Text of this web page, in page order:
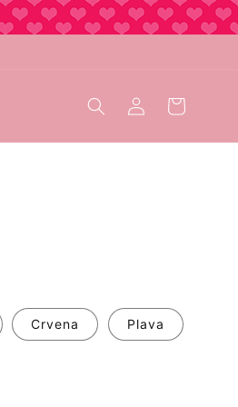
Prijava Košarica
Crvena Plava